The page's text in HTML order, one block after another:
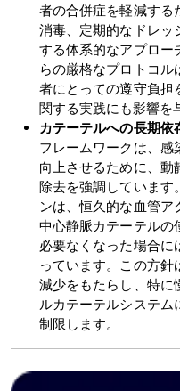
者の合併症を軽減する
消毒、定期的なドレッ
する体系的なアプロー
らの厳格なプロトコ
者にとっての遵守負担
関する実践にも影響を
カテーテルへの長期依
フレームワークは、感
向上させるために、動
除去を強調しています
ンは、恒久的な血管ア
中心静脈カテーテルの
必要なくなった場合に
っています。この方
減少をもたらし、特に
ルカテーテルシステ
制限します。